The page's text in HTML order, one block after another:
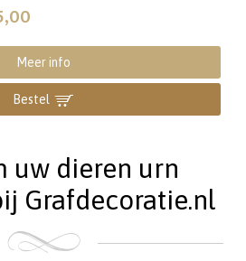
Meer info
Bestel
uw dieren urn
Grafdecoratie.nl